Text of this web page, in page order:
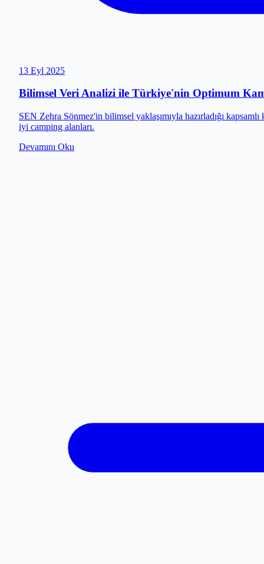
13 Eyl 2025
Bilimsel Veri Analizi ile Türkiye'nin Optimum
SEN Zehra Sönmez'in bilimsel yaklaşımıyla hazırladığı
iyi camping alanları.
Devamını Oku